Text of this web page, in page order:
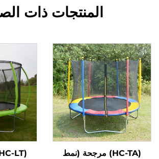
المنتجات ذات
(HC-TA) مرجحة (نمط